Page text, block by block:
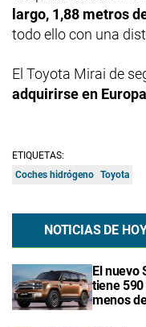
largo, 1,88 metros
todo ello con una
El Toyota Mirai de
adquirirse en
ETIQUETAS:
Coches hidrógeno Toyota
NOTICIAS DE
El nuevo
tiene
menos